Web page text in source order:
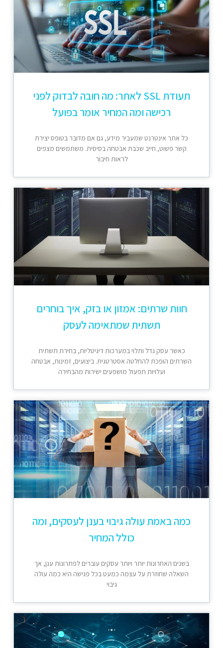
תעודת SSL לאתר: מה חובה לבדוק לפני
רכישה ומה המחיר אומר בפועל
כל אתר אינטרנט שמעביר מידע, גם אם מדובר בטופס יצירת
קשר פשוט, חייב שכבת אבטחה בסיסית. משתמשים מצפים
לראות חיבור
חוות שרתים: אמזון או בזק, איך בוחרים
תשתית שמתאימה לעסק
כאשר עסק גדל ותלוי במערכות דיגיטליות, בחירת תשתית
השרתים הופכת להחלטה אסטרטגית. ביצועים, זמינות, אבטחה
ועלויות תפעול מושפעים ישירות מהבחירה
כמה באמת עולה גיבוי בענן לעסקים, ומה
כולל המחיר
בשנים האחרונות יותר ויותר עסקים עוברים לפתרונות ענן, אך
השאלה שחוזרת על עצמה כמעט בכל פגישה היא כמה עולה
גיבוי